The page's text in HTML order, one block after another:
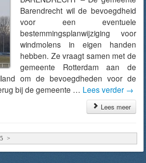
Barendrecht wil de bevoegdheid
voor een eventuele
bestemmingsplanwijziging voor
windmolens in eigen handen
hebben. Ze vraagt samen met de
gemeente Rotterdam aan de
om de bevoegdheden voor de
bij de gemeente … Lees verder →
Lees meer
5 >